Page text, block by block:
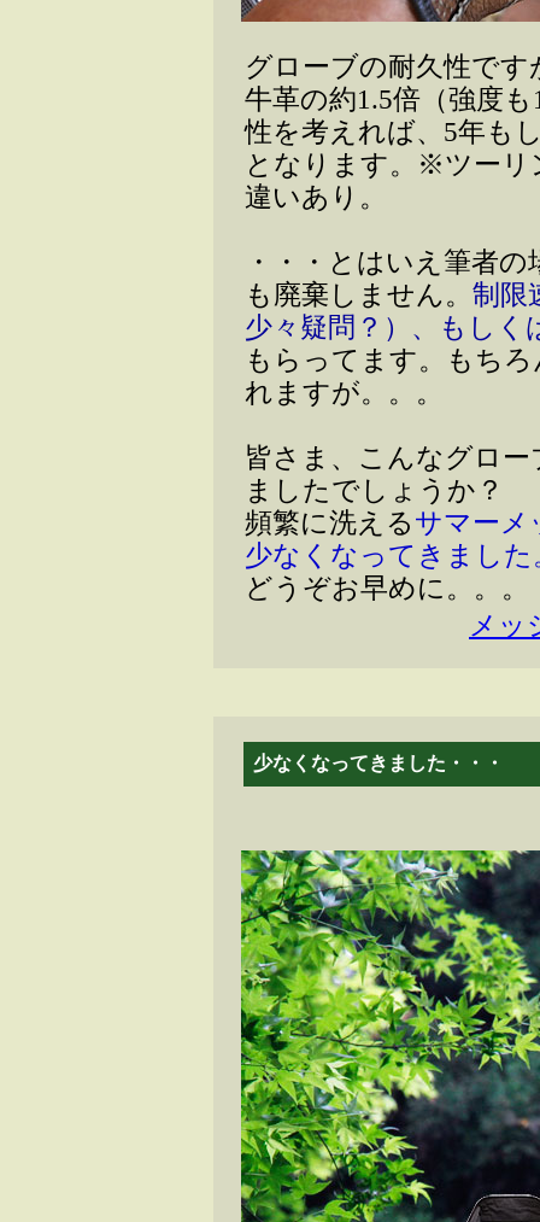
グローブの耐久性で
牛革の約1.5倍（強度
性を考えれば、5年も
となります。※ツーリ
違いあり。
・・・とはいえ筆者
も廃棄しません。 制限
少々疑問？）、もしく
もらってます。もち
れますが。。。
皆さま、こんなグロ
ましたでしょうか？
頻繁に洗えるサマーメ
少なくなってきました
どうぞお早めに。。。
メッ
少なくなってきました・・・